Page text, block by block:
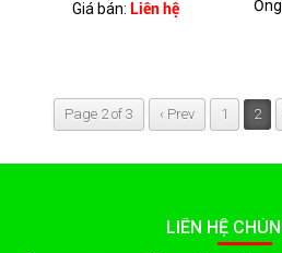
Giá bán: Liên hệ
Page 2 of 3 ‹ Prev 1 2
LIÊN HỆ